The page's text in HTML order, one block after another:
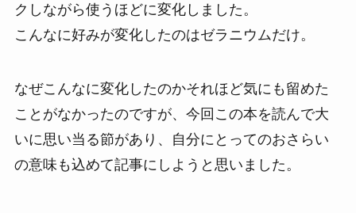
クしながら使うほどに変化しました。
こんなに好みが変化したのはゼラニウムだけ。
なぜこんなに変化したのかそれほど気にも留めた
ことがなかったのですが、今回この本を読んで大
いに思い当る節があり、自分にとってのおさらい
の意味も込めて記事にしようと思いました。